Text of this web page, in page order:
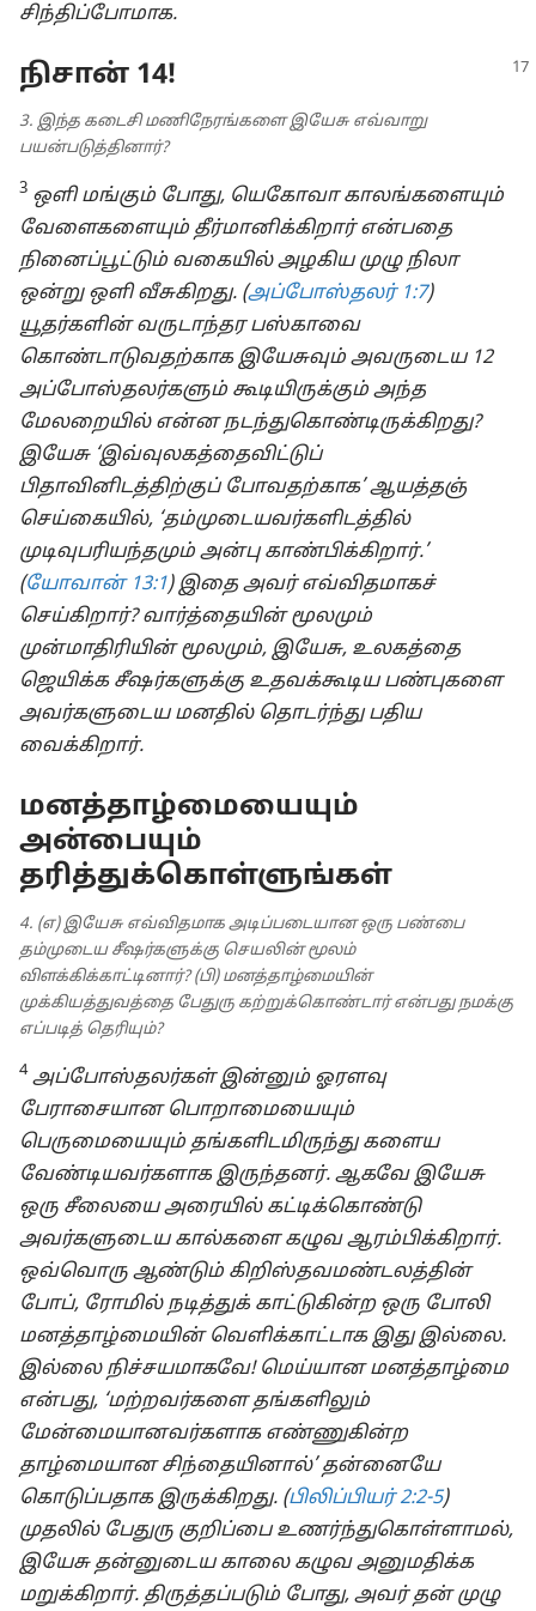
சிந்திப்போமாக.
நிசான் 14!
3. இந்த கடைசி மணிநேரங்களை இயேசு எவ்வாறு
பயன்படுத்தினார்?
3 ஒளி மங்கும் போது, யெகோவா காலங்களையும்
வேளைகளையும் தீர்மானிக்கிறார் என்பதை
நினைப்பூட்டும் வகையில் அழகிய முழு நிலா
ஒன்று ஒளி வீசுகிறது. (அப்போஸ்தலர் 1:7)
யூதர்களின் வருடாந்தர பஸ்காவை
கொண்டாடுவதற்காக இயேசுவும் அவருடைய 12
அப்போஸ்தலர்களும் கூடியிருக்கும் அந்த
மேலறையில் என்ன நடந்துகொண்டிருக்கிறது?
இயேசு ‘இவ்வுலகத்தைவிட்டுப்
பிதாவினிடத்திற்குப் போவதற்காக’ ஆயத்தஞ்
செய்கையில், ‘தம்முடையவர்களிடத்தில்
முடிவுபரியந்தமும் அன்பு காண்பிக்கிறார்.’
(யோவான் 13:1) இதை அவர் எவ்விதமாகச்
செய்கிறார்? வார்த்தையின் மூலமும்
முன்மாதிரியின் மூலமும், இயேசு, உலகத்தை
ஜெயிக்க சீஷர்களுக்கு உதவக்கூடிய பண்புகளை
அவர்களுடைய மனதில் தொடர்ந்து பதிய
வைக்கிறார்.
மனத்தாழ்மையையும்
அன்பையும்
தரித்துக்கொள்ளுங்கள்
4. (எ) இயேசு எவ்விதமாக அடிப்படையான ஒரு பண்பை
தம்முடைய சீஷர்களுக்கு செயலின் மூலம்
விளக்கிக்காட்டினார்? (பி) மனத்தாழ்மையின்
முக்கியத்துவத்தை பேதுரு கற்றுக்கொண்டார் என்பது நமக்கு
எப்படித் தெரியும்?
4 அப்போஸ்தலர்கள் இன்னும் ஓரளவு
பேராசையான பொறாமையையும்
பெருமையையும் தங்களிடமிருந்து களைய
வேண்டியவர்களாக இருந்தனர். ஆகவே இயேசு
ஒரு சீலையை அரையில் கட்டிக்கொண்டு
அவர்களுடைய கால்களை கழுவ ஆரம்பிக்கிறார்.
ஒவ்வொரு ஆண்டும் கிறிஸ்தவமண்டலத்தின்
போப், ரோமில் நடித்துக் காட்டுகின்ற ஒரு போலி
மனத்தாழ்மையின் வெளிக்காட்டாக இது இல்லை.
இல்லை நிச்சயமாகவே! மெய்யான மனத்தாழ்மை
என்பது, ‘மற்றவர்களை தங்களிலும்
மேன்மையானவர்களாக எண்ணுகின்ற
தாழ்மையான சிந்தையினால்’ தன்னையே
கொடுப்பதாக இருக்கிறது. (பிலிப்பியர் 2:2-5)
முதலில் பேதுரு குறிப்பை உணர்ந்துகொள்ளாமல்,
இயேசு தன்னுடைய காலை கழுவ அனுமதிக்க
மறுக்கிறார். திருத்தப்படும் போது, அவர் தன் முழு